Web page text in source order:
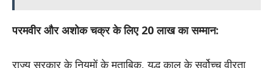
परमवीर और अशोक चक्र के लिए 20 लाख का सम्मान:
राज्य सरकार के नियमों के मुताबिक, युद्ध काल के सर्वोच्च वीरता